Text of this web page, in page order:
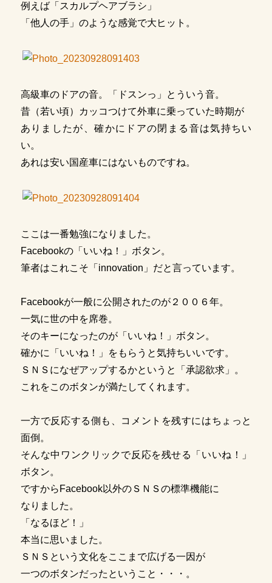
例えば「スカルプヘアブラシ」
「他人の手」のような感覚で大ヒット。
高級車のドアの音。「ドスンっ」とういう音。
昔（若い頃）カッコつけて外車に乗っていた時期が
ありましたが、確かにドアの閉まる音は気持ちい
い。
あれは安い国産車にはないものですね。
ここは一番勉強になりました。
Facebookの「いいね！」ボタン。
筆者はこれこそ「innovation」だと言っています。
Facebookが一般に公開されたのが２００６年。
一気に世の中を席巻。
そのキーになったのが「いいね！」ボタン。
確かに「いいね！」をもらうと気持ちいいです。
ＳＮＳになぜアップするかというと「承認欲求」。
これをこのボタンが満たしてくれます。
一方で反応する側も、コメントを残すにはちょっと
面倒。
そんな中ワンクリックで反応を残せる「いいね！」
ボタン。
ですからFacebook以外のＳＮＳの標準機能に
なりました。
「なるほど！」
本当に思いました。
ＳＮＳという文化をここまで広げる一因が
一つのボタンだったということ・・・。